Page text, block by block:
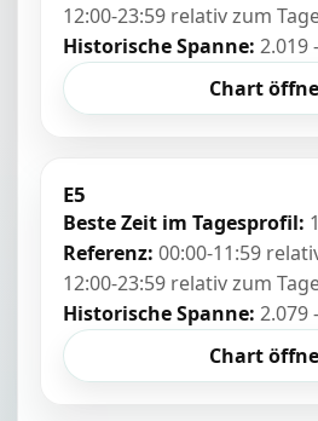
12:00-23:59 relativ zum
Historische Spanne: 2.019
Chart
E5
Beste Zeit im Tagesprofil:
Referenz: 00:00-11:59
12:00-23:59 relativ zum
Historische Spanne: 2.079
Chart